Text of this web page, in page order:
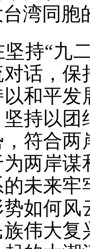
湾同胞
“九二
话，
和平
持以
符合
两岸
未来
如何
伟大